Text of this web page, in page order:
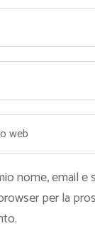
nome, email e
per la